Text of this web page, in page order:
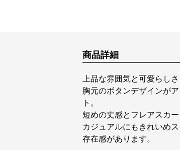
商品詳細
上品な雰囲気と可愛らし
胸元のボタンデザインが
ト。
短めの丈感とフレアスカ
カジュアルにもきれいめ
存在感があります。